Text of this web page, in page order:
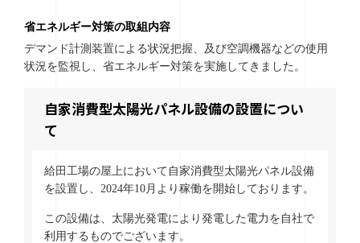
省エネルギー対策の取組内容
デマンド計測装置による状況把握、及び空調機器などの使用
状況を監視し、省エネルギー対策を実施してきました。
自家消費型太陽光パネル設備の設置につい
て
給田工場の屋上において自家消費型太陽光パネル設備
を設置し、2024年10月より稼働を開始しております。
この設備は、太陽光発電により発電した電力を自社で
利用するものでございます。